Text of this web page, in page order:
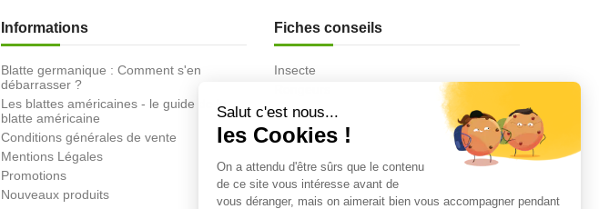
Informations
Blatte germanique : Comment s'en
débarrasser ?
Les blattes américaines - le guide de la
blatte américaine
Conditions générales de vente
Mentions Légales
Promotions
Nouveaux produits
Fiches conseils
Insecte